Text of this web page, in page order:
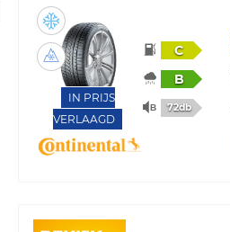
IN PRIJS
VERLAAGD
C
B
72db